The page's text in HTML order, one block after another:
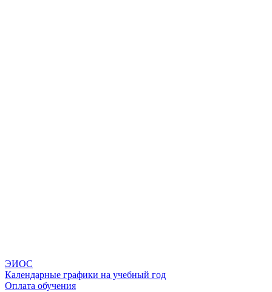
ЭИОС
Календарные графики на учебный год
Оплата обучения